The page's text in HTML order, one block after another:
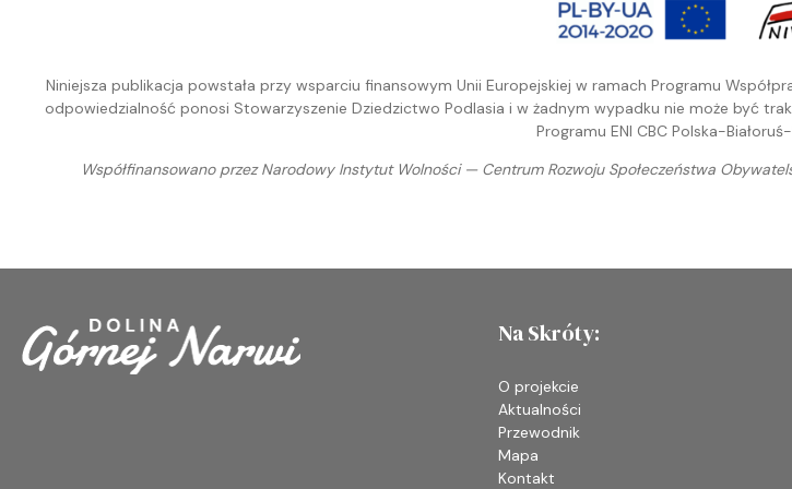
Niniejsza publikacja powstała przy wsparciu finansowym Unii Europejskiej w ramach Programu
odpowiedzialność ponosi Stowarzyszenie Dziedzictwo Podlasia i w żadnym wypadku nie może być
Programu ENI CBC Polska-
Współfinansowano przez Narodowy Instytut Wolności — Centrum Rozwoju Społeczeństwa
Na Skróty:
O projekcie
Aktualności
Przewodnik
Mapa
Kontakt